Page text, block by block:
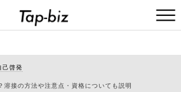
己啓発
溶接の方法や注意点・資格についても説明